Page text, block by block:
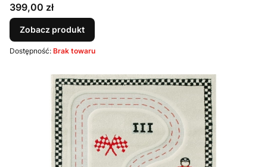
Cena
399,00 zł
Zobacz produkt
Dostępność: Brak towaru